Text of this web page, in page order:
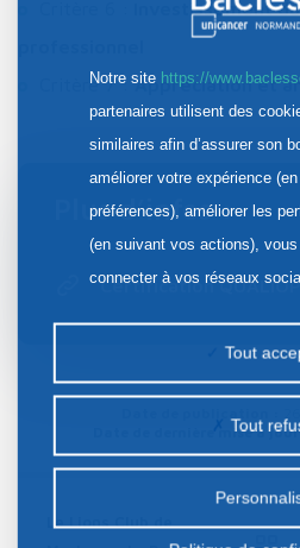
Investissement
Critère 7 :Appréciation et
Plus d’infos :
Certification
Date de dernière mise à
Le Lions Club de
Notre site https://
partenaires utilisent des
similaires afin d’assurer son
améliorer votre expérience
préférences), améliorer les
(en suivant vos actions),
connecter à vos réseaux
la publicité personnalisée sur
nos partenaires. Certains
préalable.
Tout
Tout